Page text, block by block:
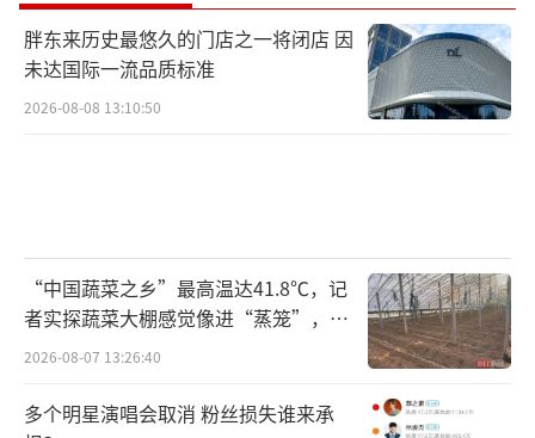
胖东来历史最悠久的门店之一将闭店 因
未达国际一流品质标准
2026-08-08 13:10:50
“中国蔬菜之乡”最高温达41.8℃，记
者实探蔬菜大棚感觉像进“蒸笼”，有
村民称只能凌晨两点起来干活
2026-08-07 13:26:40
多个明星演唱会取消 粉丝损失谁来承